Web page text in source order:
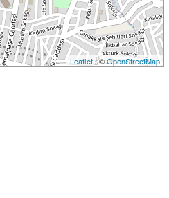
Leaflet| ©OpenStreetMap